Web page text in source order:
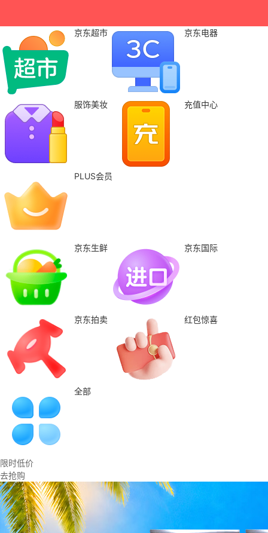
京东超市 京东电器
服饰美妆 充值中心
PLUS会员
京东生鲜 京东国际
京东拍卖 红包惊喜
全部
限时低价
去抢购